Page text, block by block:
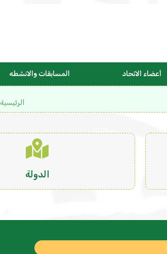
أعضاء الاتحاد المسابقات والانشطه
الرئيسية
الدولة